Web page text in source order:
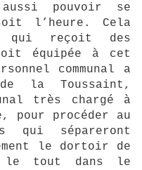
pouvoir se
l’heure. Cela
qui reçoit des
équipée à cet
communal a
la Toussaint,
très chargé à
pour procéder au
qui sépareront
le dortoir de
tout dans le